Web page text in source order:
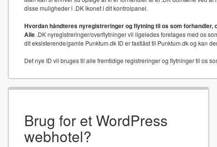
disse muligheder i .DK ikonet i dit kontrolpanel.
Hvordan håndteres nyregistreringer og flytning til os som
Alle .DK nyregistreringer/overflytninger vil ligeledes foretages med os
dit eksisterende/gamle Punktum.dk ID er fastlåst til Punktum.dk og kan
Det nye ID vil bruges til alle fremtidige registreringer og flytninger til os
Brug for et WordPress
webhotel?